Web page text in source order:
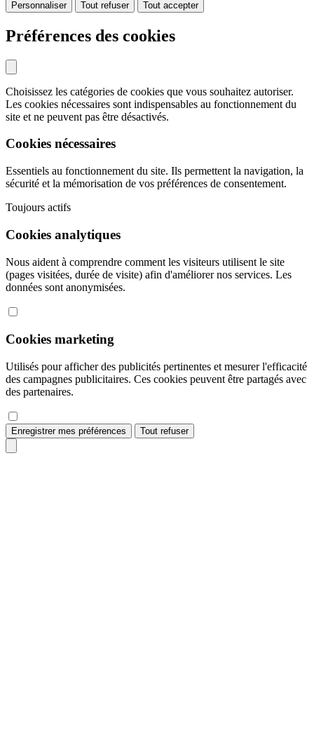
Personnaliser Tout refuser Tout accepter
Préférences des cookies
Choisissez les catégories de cookies que vous souhaitez autoriser.
Les cookies nécessaires sont indispensables au fonctionnement du
site et ne peuvent pas être désactivés.
Cookies nécessaires
Essentiels au fonctionnement du site. Ils permettent la navigation, la
sécurité et la mémorisation de vos préférences de consentement.
Toujours actifs
Cookies analytiques
Nous aident à comprendre comment les visiteurs utilisent le site
(pages visitées, durée de visite) afin d'améliorer nos services. Les
données sont anonymisées.
Cookies marketing
Utilisés pour afficher des publicités pertinentes et mesurer l'efficacité
des campagnes publicitaires. Ces cookies peuvent être partagés avec
des partenaires.
Enregistrer mes préférences Tout refuser